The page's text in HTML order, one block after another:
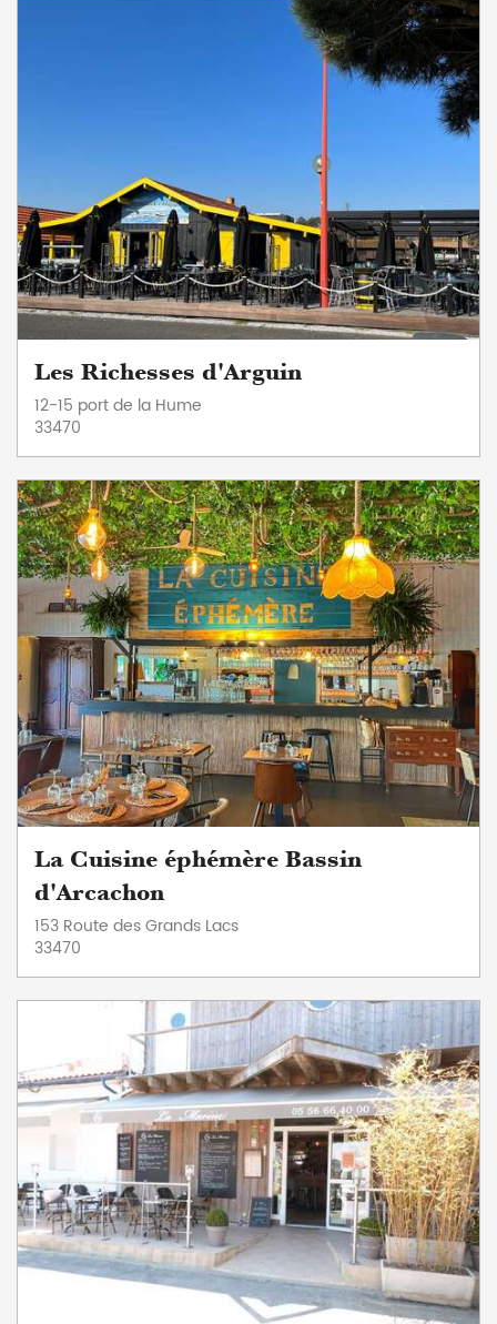
Les Richesses d'Arguin
12-15 port de la Hume
33470
La Cuisine éphémère Bassin
d'Arcachon
153 Route des Grands Lacs
33470